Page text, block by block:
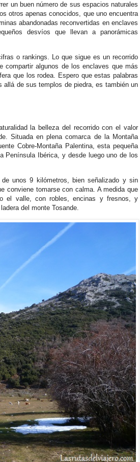
un buen número de sus espacios naturales
otros apenas conocidos, que uno encuentra
abandonadas reconvertidas en enclaves
desvíos que llevan a panorámicas
o rankings. Lo que sigue es un recorrido
compartir algunos de los enclaves que más
que los rodea. Espero que estas palabras
allá de sus templos de piedra, es también un
la belleza del recorrido con el valor
Situada en plena comarca de la Montaña
Cobre-Montaña Palentina, esta pequeña
Península Ibérica, y desde luego uno de los
unos 9 kilómetros, bien señalizado y sin
conviene tomarse con calma. A medida que
el valle, con robles, encinas y fresnos, y
del monte Tosande.